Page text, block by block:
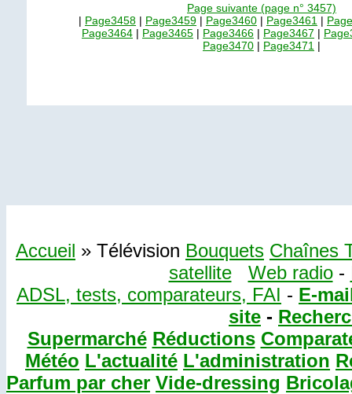
Page suivante (page n° 3457)
| Page3458 | Page3459 | Page3460 | Page3461 |
Page3464 | Page3465 | Page3466 | Page3467 |
Page3470 | Page3471 |
Accueil » Télévision Bouquets Chaînes
satellite
Web radio-
ADSL, tests, comparateurs, FAI - E-
site -
Supermarché Réductions
Météo L'actualité L'administration
Parfum par cher Vide-dressing